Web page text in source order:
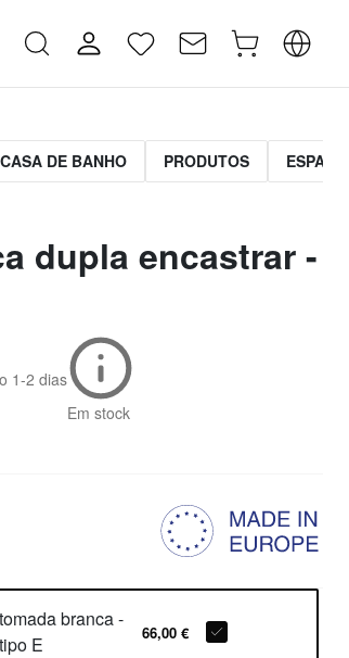
CASA DE BANHO PRODUTOS
dupla encastrar -
1-2 dias
Em stock
tomada branca -
tipo E
66,00 €